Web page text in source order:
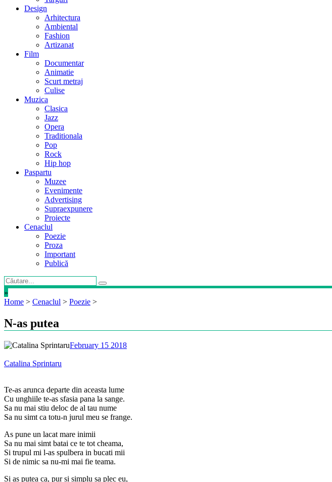
Design
Arhitectura
Ambiental
Fashion
Artizanat
Film
Documentar
Animatie
Scurt metraj
Culise
Muzica
Clasica
Jazz
Opera
Traditionala
Pop
Rock
Hip hop
Paspartu
Muzee
Evenimente
Advertising
Supraexpunere
Proiecte
Cenaclul
Poezie
Proza
Important
Publică
»
Home > Cenaclul > Poezie >
N-as putea
February 15 2018
Catalina Sprintaru
Te-as arunca departe din aceasta lume
Cu unghiile te-as sfasia pana la sange.
Sa nu mai stiu deloc de al tau nume
Sa nu simt ca totu-n jurul meu se frange.
As pune un lacat mare inimii
Sa nu mai simt batai ce te tot cheama,
Si trupul mi l-as spulbera in bucati mii
Si de nimic sa nu-mi mai fie teama.
Si as putea ca, pur si simplu sa plec eu,